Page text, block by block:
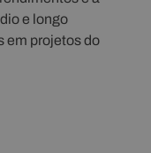
e longo
em projetos do